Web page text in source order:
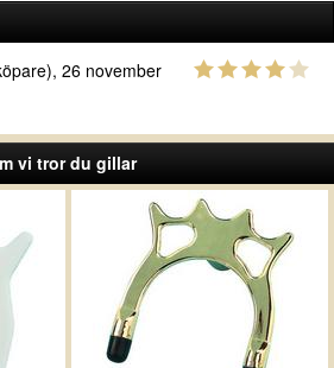
26 november
vi tror du gillar